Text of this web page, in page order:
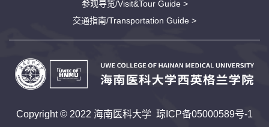
参观导览/Visit&Tour Guide >
交通指南/Transportation Guide >
Copyright © 2022 海南医科大学 琼ICP备05000589号-1